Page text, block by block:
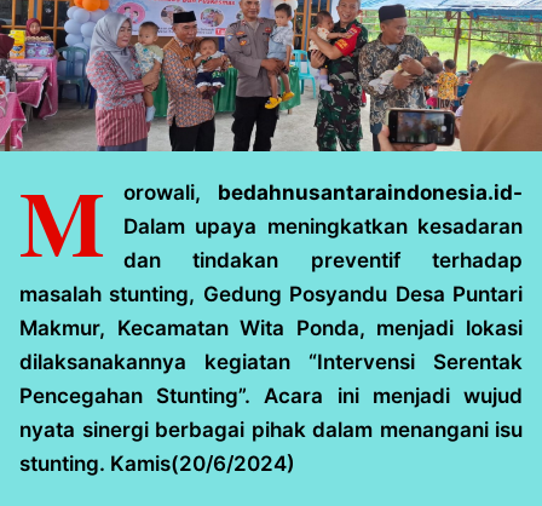
M orowali, bedahnusantaraindonesia.id-
Dalam upaya meningkatkan kesadaran
dan tindakan preventif terhadap
masalah stunting, Gedung Posyandu Desa Puntari
Makmur, Kecamatan Wita Ponda, menjadi lokasi
dilaksanakannya kegiatan “Intervensi Serentak
Pencegahan Stunting”. Acara ini menjadi wujud
nyata sinergi berbagai pihak dalam menangani isu
stunting. Kamis(20/6/2024)